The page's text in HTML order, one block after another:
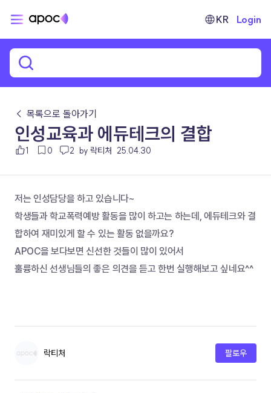
KR Login
← 목록으로 돌아가기
인성교육과 에듀테크의 결합
1 0 2 by 락티처 25.04.30
저는 인성담당을 하고 있습니다~
학생들과 학교폭력예방 활동을 많이 하고는 하는데, 에듀테크와 결
합하여 재미있게 할 수 있는 활동 없을까요?
APOC을 보다보면 신선한 것들이 많이 있어서
훌륭하신 선생님들의 좋은 의견을 듣고 한번 실행해보고 싶네요^^
락티처 팔로우